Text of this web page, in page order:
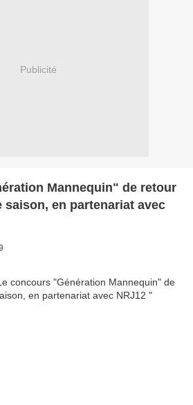
Publicité
Mannequin" de retour
saison, en partenariat avec